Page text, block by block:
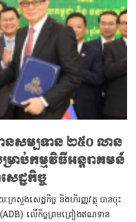
សម្បទាន ២៥០ លាន
រាប់កម្មវិធីអន្តរាគមន៍
េដ្ឋកិច្ច
ក្រសួងសេដ្ឋកិច្ច និងហិរញ្ញវត្ថុ បានចុះ
លើកិច្ចព្រមព្រៀងឥណទាន